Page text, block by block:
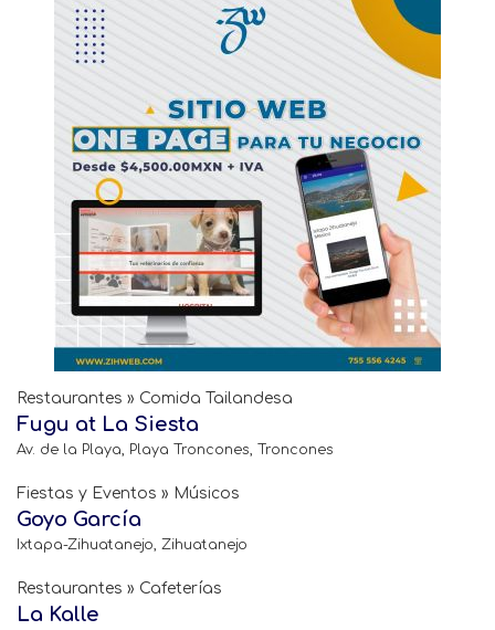
Restaurantes » Comida Tailandesa
Fugu at La Siesta
Av. de la Playa, Playa Troncones, Troncones
Fiestas y Eventos » Músicos
Goyo García
Ixtapa-Zihuatanejo, Zihuatanejo
Restaurantes » Cafeterías
La Kalle